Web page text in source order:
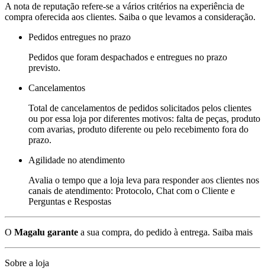
A nota de reputação refere-se a vários critérios na experiência de
compra oferecida aos clientes. Saiba o que levamos a consideração.
Pedidos entregues no prazo
Pedidos que foram despachados e entregues no prazo
previsto.
Cancelamentos
Total de cancelamentos de pedidos solicitados pelos clientes
ou por essa loja por diferentes motivos: falta de peças, produto
com avarias, produto diferente ou pelo recebimento fora do
prazo.
Agilidade no atendimento
Avalia o tempo que a loja leva para responder aos clientes nos
canais de atendimento: Protocolo, Chat com o Cliente e
Perguntas e Respostas
O Magalu garante a sua compra, do pedido à entrega. Saiba mais
Sobre a loja